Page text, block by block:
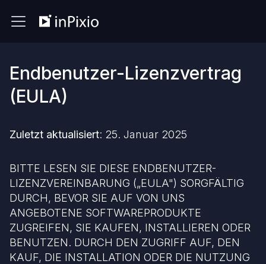
Endbenutzer-Lizenzvertrag
(EULA)
Zuletzt aktualisiert: 25. Januar 2025
BITTE LESEN SIE DIESE ENDBENUTZER-
LIZENZVEREINBARUNG („EULA") SORGFÄLTIG
DURCH, BEVOR SIE AUF VON UNS
ANGEBOTENE SOFTWAREPRODUKTE
ZUGREIFEN, SIE KAUFEN, INSTALLIEREN ODER
BENUTZEN. DURCH DEN ZUGRIFF AUF, DEN
KAUF, DIE INSTALLATION ODER DIE NUTZUNG